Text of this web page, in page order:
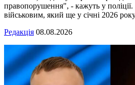
правопорушення", - кажуть у
військовим, який ще у січні 2026
Редакція 08.08.2026